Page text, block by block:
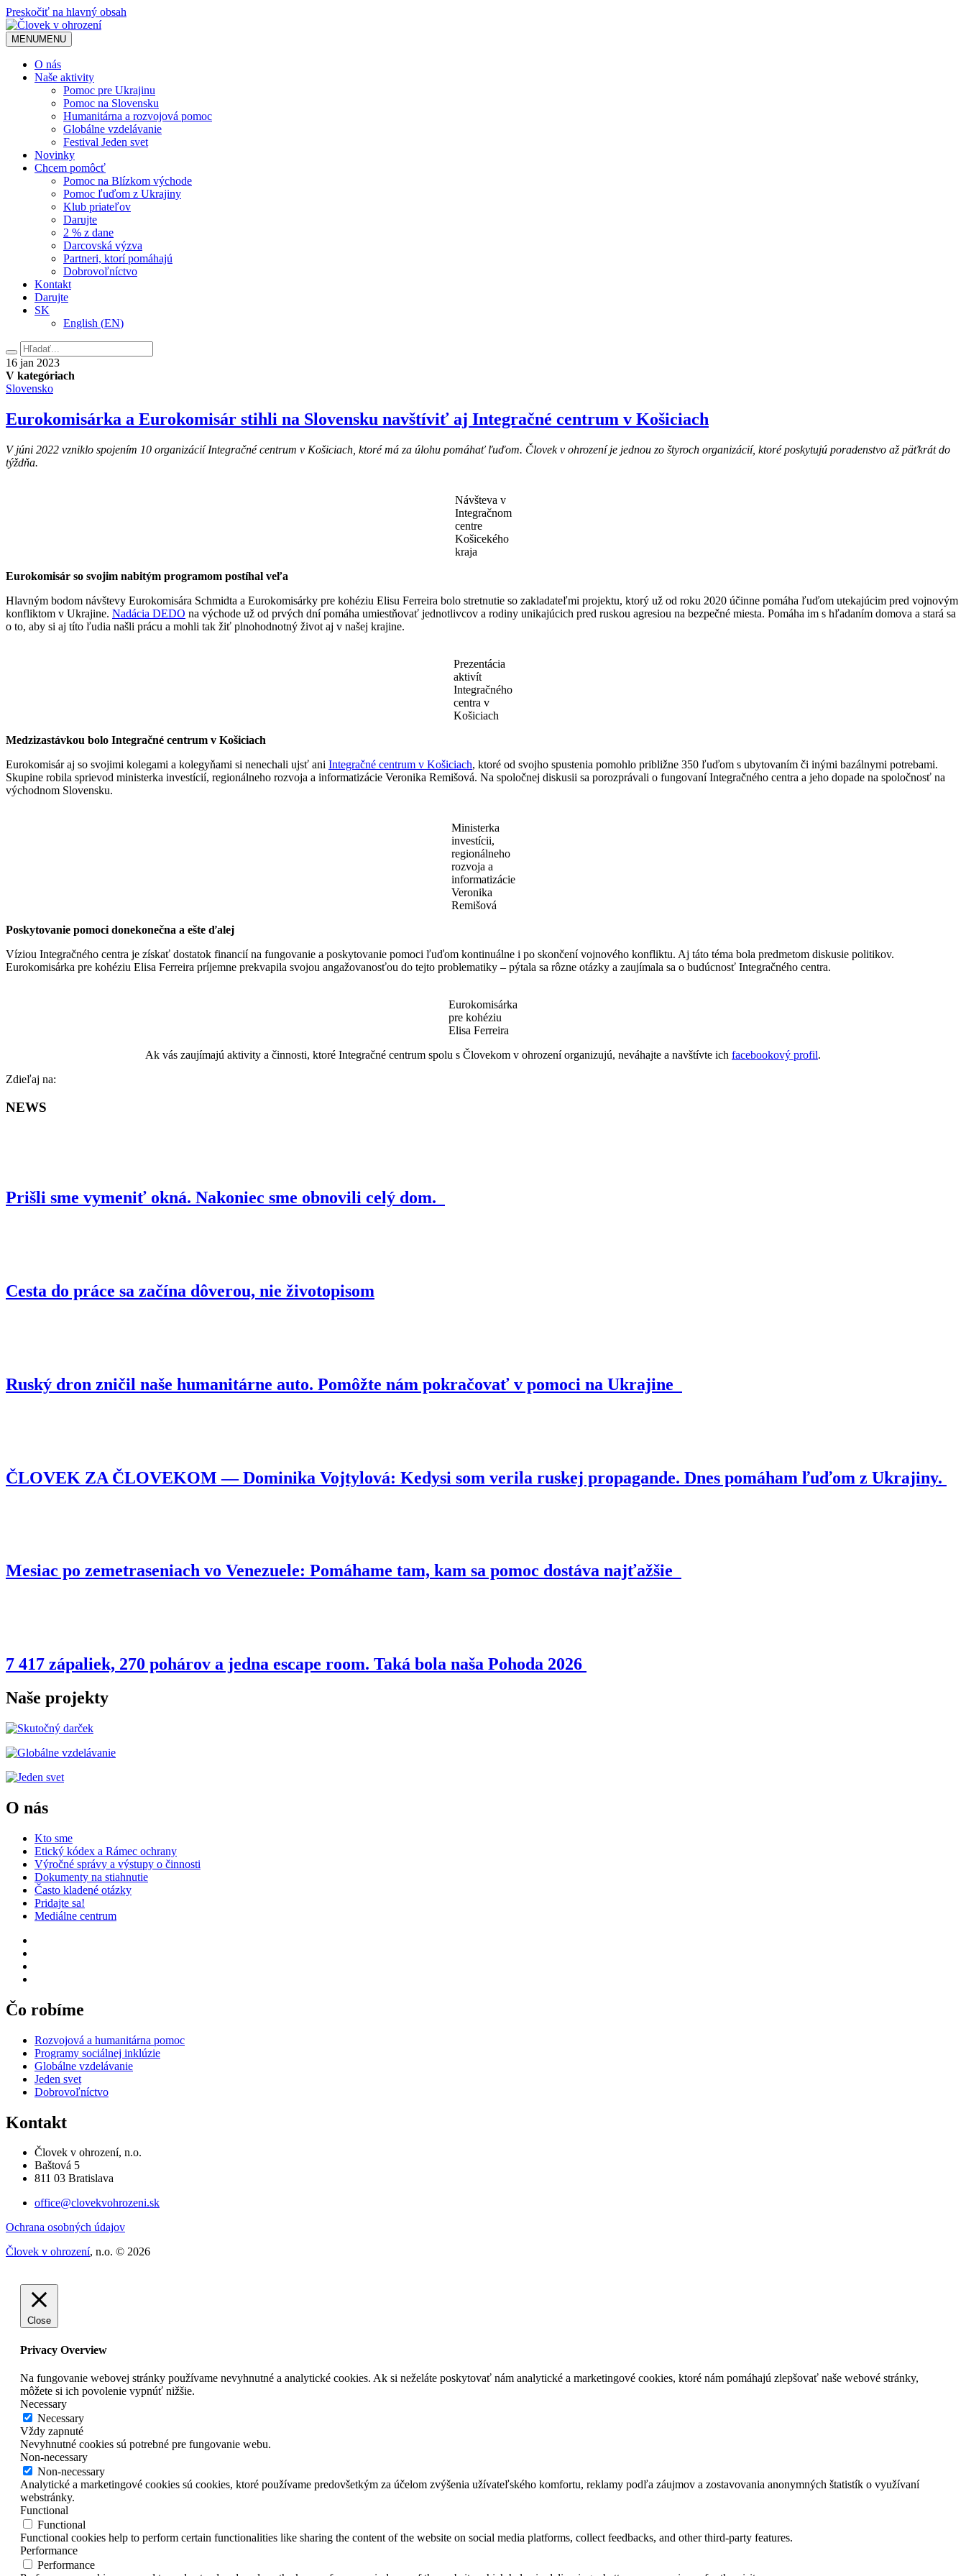
Preskočiť na hlavný obsah
MENUMENU
O nás
Naše aktivity
Pomoc pre Ukrajinu
Pomoc na Slovensku
Humanitárna a rozvojová pomoc
Globálne vzdelávanie
Festival Jeden svet
Novinky
Chcem pomôcť
Pomoc na Blízkom východe
Pomoc ľuďom z Ukrajiny
Klub priateľov
Darujte
2 % z dane
Darcovská výzva
Partneri, ktorí pomáhajú
Dobrovoľníctvo
Kontakt
Darujte
SK
English (EN)
Hľadať
16 jan 202316.
januára
V kategóriach
Slovensko
Eurokomisárka a Eurokomisár stihli na Slovensku navštíviť aj Integračné centrum v Košiciach
V júni 2022 vzniklo spojením 10 organizácií Integračné centrum v Košiciach, ktoré má za úlohu pomáhať ľuďom. Človek v ohrození je jednou zo štyroch organizácií, ktoré poskytujú poradenstvo až päťkrát do
týždňa.
Návšteva v
Integračnom
centre
Košicekého
kraja
Eurokomisár so svojim nabitým programom postíhal veľa
Hlavným bodom návštevy Eurokomisára Schmidta a Eurokomisárky pre kohéziu Elisu Ferreira bolo stretnutie so zakladateľmi projektu, ktorý už od roku 2020 účinne pomáha ľuďom utekajúcim pred vojnovým
konfliktom v Ukrajine. Nadácia DEDO na východe už od prvých dní pomáha umiestňovať jednotlivcov a rodiny unikajúcich pred ruskou agresiou na bezpečné miesta. Pomáha im s hľadaním domova a stará sa
o to, aby si aj títo ľudia našli prácu a mohli tak žiť plnohodnotný život aj v našej krajine.
Prezentácia
aktivít
Integračného
centra v
Košiciach
Medzizastávkou bolo Integračné centrum v Košiciach
Eurokomisár aj so svojimi kolegami a kolegyňami si nenechali ujsť ani Integračné centrum v Košiciach, ktoré od svojho spustenia pomohlo približne 350 ľuďom s ubytovaním či inými bazálnymi potrebami.
Skupine robila sprievod ministerka investícií, regionálneho rozvoja a informatizácie Veronika Remišová. Na spoločnej diskusii sa porozprávali o fungovaní Integračného centra a jeho dopade na spoločnosť na
východnom Slovensku.
Ministerka
investícii,
regionálneho
rozvoja a
informatizácie
Veronika
Remišová
Poskytovanie pomoci donekonečna a ešte ďalej
Víziou Integračného centra je získať dostatok financií na fungovanie a poskytovanie pomoci ľuďom kontinuálne i po skončení vojnového konfliktu. Aj táto téma bola predmetom diskusie politikov.
Eurokomisárka pre kohéziu Elisa Ferreira príjemne prekvapila svojou angažovanosťou do tejto problematiky – pýtala sa rôzne otázky a zaujímala sa o budúcnosť Integračného centra.
Eurokomisárka
pre kohéziu
Elisa Ferreira
Ak vás zaujímajú aktivity a činnosti, ktoré Integračné centrum spolu s Človekom v ohrození organizujú, neváhajte a navštívte ich facebookový profil.
Zdieľaj na:
NEWS
Prišli sme vymeniť okná. Nakoniec sme obnovili celý dom.
Cesta do práce sa začína dôverou, nie životopisom
Ruský dron zničil naše humanitárne auto. Pomôžte nám pokračovať v pomoci na Ukrajine
ČLOVEK ZA ČLOVEKOM — Dominika Vojtylová: Kedysi som verila ruskej propagande. Dnes pomáham ľuďom z Ukrajiny.
Mesiac po zemetraseniach vo Venezuele: Pomáhame tam, kam sa pomoc dostáva najťažšie
7 417 zápaliek, 270 pohárov a jedna escape room. Taká bola naša Pohoda 2026
Naše projekty
O nás
Kto sme
Etický kódex a Rámec ochrany
Výročné správy a výstupy o činnosti
Dokumenty na stiahnutie
Často kladené otázky
Pridajte sa!
Mediálne centrum
Čo robíme
Rozvojová a humanitárna pomoc
Programy sociálnej inklúzie
Globálne vzdelávanie
Jeden svet
Dobrovoľníctvo
Kontakt
Človek v ohrození, n.o.
Baštová 5
811 03 Bratislava
office@clovekvohrozeni.sk
Ochrana osobných údajov
Človek v ohrození, n.o. © 2026
Close
Privacy Overview
Na fungovanie webovej stránky používame nevyhnutné a analytické cookies. Ak si neželáte poskytovať nám analytické a marketingové cookies, ktoré nám pomáhajú zlepšovať naše webové stránky,
môžete si ich povolenie vypnúť nižšie.
Necessary
Necessary
Vždy zapnuté
Nevyhnutné cookies sú potrebné pre fungovanie webu.
Non-necessary
Non-necessary
Analytické a marketingové cookies sú cookies, ktoré používame predovšetkým za účelom zvýšenia užívateľského komfortu, reklamy podľa záujmov a zostavovania anonymných štatistík o využívaní
webstránky.
Functional
Functional
Functional cookies help to perform certain functionalities like sharing the content of the website on social media platforms, collect feedbacks, and other third-party features.
Performance
Performance